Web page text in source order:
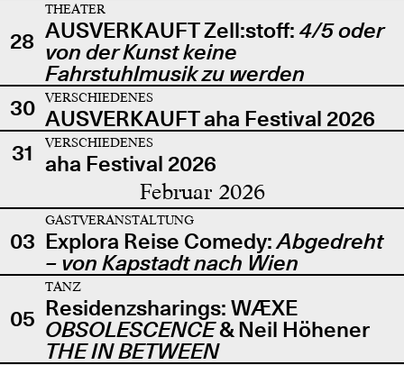
28
THEATER
AUSVERKAUFT Zell:stoff: 4/5 oder
von der Kunst keine
Fahrstuhlmusik zu werden
30
VERSCHIEDENES
AUSVERKAUFT aha Festival 2026
31
VERSCHIEDENES
aha Festival 2026
Februar 2026
03
GASTVERANSTALTUNG
Explora Reise Comedy:Abgedreht
– von Kapstadt nach Wien
05
TANZ
Residenzsharings: WÆXE
OBSOLESCENCE& Neil Höhener
THE IN BETWEEN